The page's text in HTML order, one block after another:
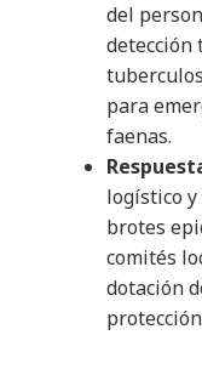
del
detección
para
faenas.
logístico
brotes
comités
dotación